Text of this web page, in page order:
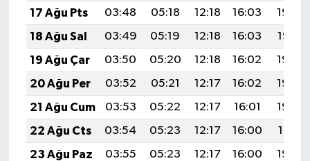
17 Ağu Pts
03:48 05:18 12:18 16:03
19:08
18 Ağu Sal
03:49 05:19 12:18 16:03
19:07
19 Ağu Çar
03:50 05:20 12:18 16:02
19:05
20 Ağu Per
03:52 05:21 12:17 16:02
19:04
21 Ağu Cum
03:53 05:22 12:17 16:01
19:03
22 Ağu Cts
03:54 05:23 12:17 16:00
19:01
23 Ağu Paz
03:55 05:23 12:17 16:00
19:00